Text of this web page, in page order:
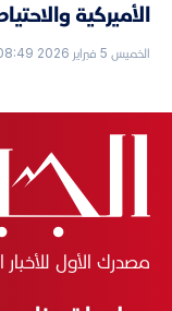
الأميركية
الخميس 5 فبراير 2026 08:49 م
مصدرك الأول